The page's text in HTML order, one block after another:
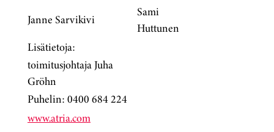
Janne Sarvikivi
Sami
Huttunen
Lisätietoja:
toimitusjohtaja Juha
Gröhn
Puhelin: 0400 684 224
www.atria.com